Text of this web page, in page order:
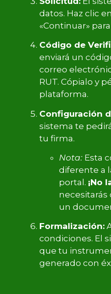
datos. Haz clic
«Continuar»
Código de
enviará un
correo
RUT. Cópialo y
plataforma.
Configuración
sistema te
tu firma.
Nota: Esta
diferente a
portal. ¡No
necesitarás
un
Formalización:
condiciones. El
que tu
generado con